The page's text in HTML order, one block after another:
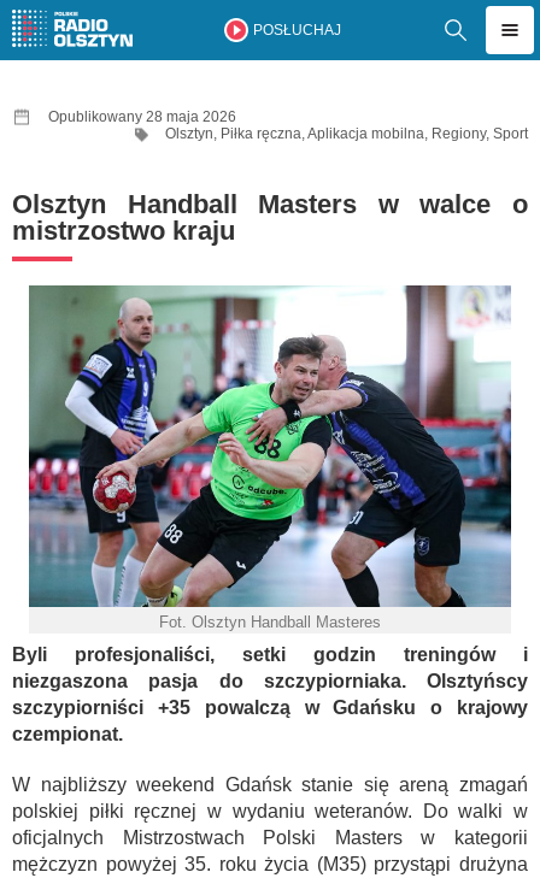
POSŁUCHAJ
Opublikowany 28 maja 2026
Olsztyn, Piłka ręczna,Aplikacja mobilna, Regiony, Sport
Olsztyn Handball Masters w walce o
mistrzostwo kraju
Fot. Olsztyn Handball Masteres
Byli profesjonaliści, setki godzin treningów i
niezgaszona pasja do szczypiorniaka. Olsztyńscy
szczypiorniści +35 powalczą w Gdańsku o krajowy
czempionat.
W najbliższy weekend Gdańsk stanie się areną zmagań
polskiej piłki ręcznej w wydaniu weteranów. Do walki w
oficjalnych Mistrzostwach Polski Masters w kategorii
mężczyzn powyżej 35. roku życia (M35) przystąpi drużyna